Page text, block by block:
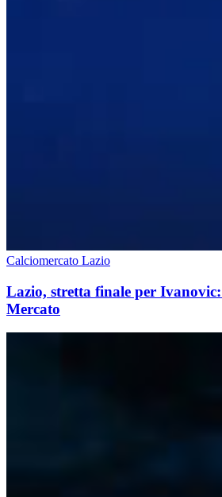
Calciomercato Lazio
Lazio, stretta finale per
Mercato